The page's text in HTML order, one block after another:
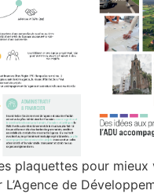
plaquettes pour mieux
de